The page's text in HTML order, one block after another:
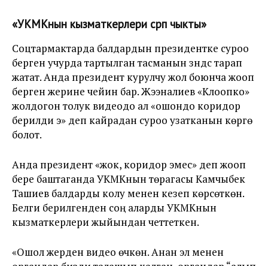
«УКМКнын кызматкерлери сүрүп чыкты»
Соцтармактарда балдардын президентке суроо
берген учурда тартылган тасманын үзүндүсү тарап
жатат. Анда президент курулчу жол боюнча жооп
берген жерине чейин бар. Жээналиев «Клоопко»
жолдогон толук видеодо ал «ошондо коридор
берилди э» деп кайрадан суроо узатканын көрүүгө
болот.
Анда президент «жок, коридор эмес» деп жооп
бере баштаганда УКМКнын төрагасы Камчыбек
Ташиев балдарды колу менен кезеп көрсөткөн.
Белги берилгенден соң аларды УКМКнын
кызматкерлери жыйындан четтеткен.
«Ошол жерден видео өчкөн. Анан эл менен